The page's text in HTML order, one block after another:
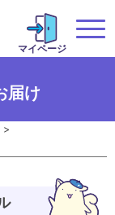
マイページ
届け